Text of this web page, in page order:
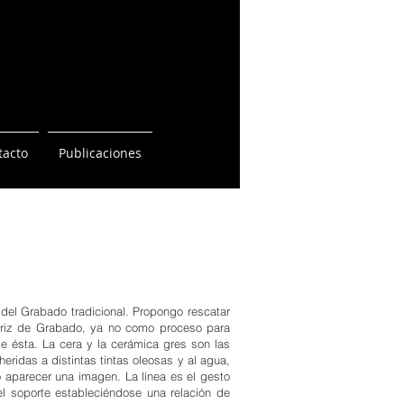
Publicaciones
Grabado tradicional. Propongo rescatar
de Grabado, ya no como proceso para
ésta. La cera y la cerámica gres son las
a distintas tintas oleosas y al agua,
una imagen. La línea es el gesto
estableciéndose una relación de